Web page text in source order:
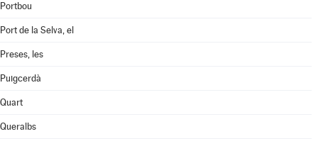
Portbou
Port de la Selva, el
Preses, les
Puigcerdà
Quart
Queralbs